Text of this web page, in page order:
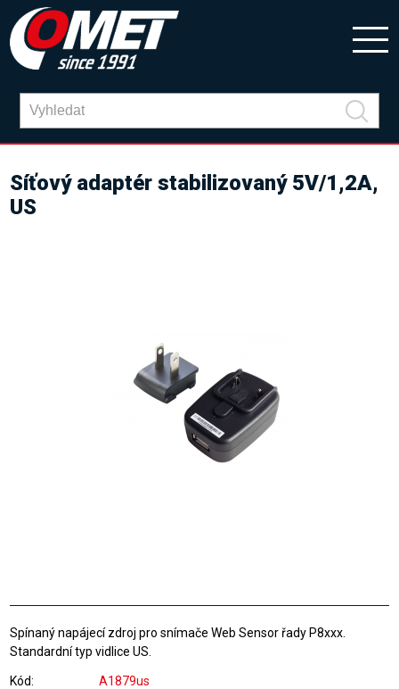
Síťový adaptér stabilizovaný 5V/1,2A,
US
Spínaný napájecí zdroj pro snímače Web Sensor řady P8xxx.
Standardní typ vidlice US.
Kód A1879us